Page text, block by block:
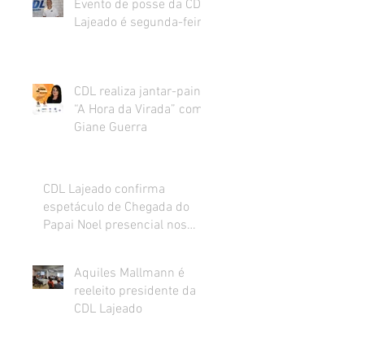
Evento de posse da CDL
Lajeado é segunda-feira
CDL realiza jantar-painel
“A Hora da Virada” com
Giane Guerra
CDL Lajeado confirma
espetáculo de Chegada do
Papai Noel presencial nos
Aquiles Mallmann é
reeleito presidente da
CDL Lajeado